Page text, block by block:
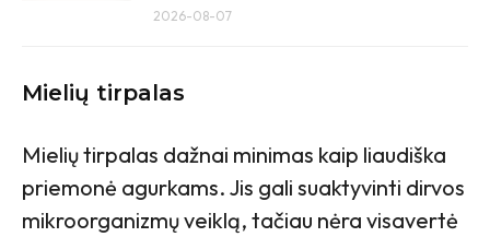
2026-08-07
Mielių tirpalas
Mielių tirpalas dažnai minimas kaip liaudiška
priemonė agurkams. Jis gali suaktyvinti dirvos
mikroorganizmų veiklą, tačiau nėra visavertė